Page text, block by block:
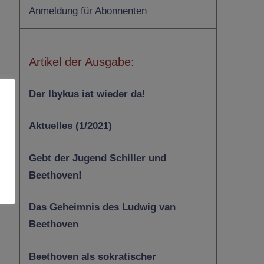
Anmeldung für Abonnenten
Artikel der Ausgabe:
Der Ibykus ist wieder da!
Aktuelles (1/2021)
Gebt der Jugend Schiller und
Beethoven!
Das Geheimnis des Ludwig van
Beethoven
Beethoven als sokratischer